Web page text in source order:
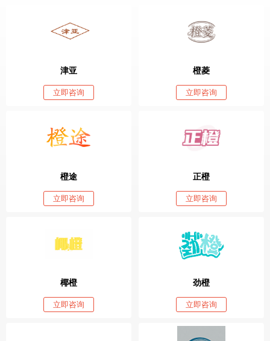
津亚
立即咨询
橙菱
立即咨询
橙途
立即咨询
正橙
立即咨询
椰橙
立即咨询
劲橙
立即咨询